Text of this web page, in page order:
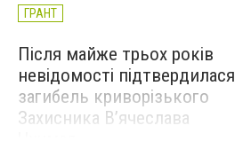
ГРАНТ
Після майже трьох років
невідомості підтвердилася
загибель криворізького
Захисника В’ячеслава